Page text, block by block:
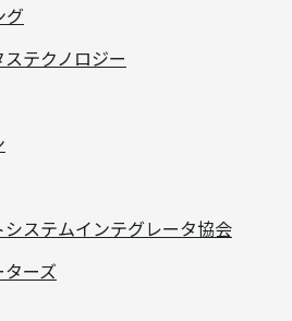
グ
テクノロジー
システムインテグレータ協会
ーズ